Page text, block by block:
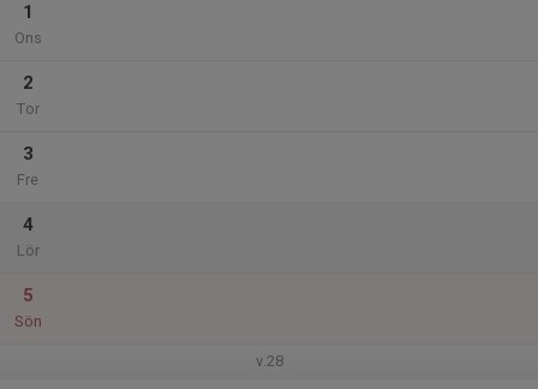
1
Ons
2
Tor
3
Fre
4
Lör
5
Sön
v.28